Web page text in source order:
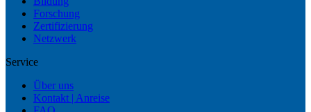
Forschung
Zertifizierung
Netzwerk
Service
Über uns
Kontakt | Anreise